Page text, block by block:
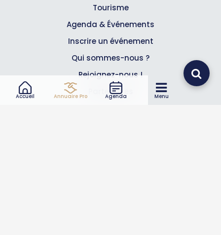
Accueil Annuaire Pro Agenda Menu
Tourisme
Agenda & Événements
Inscrire un événement
Qui sommes-nous ?
Rejoignez-nous !
Partenaires